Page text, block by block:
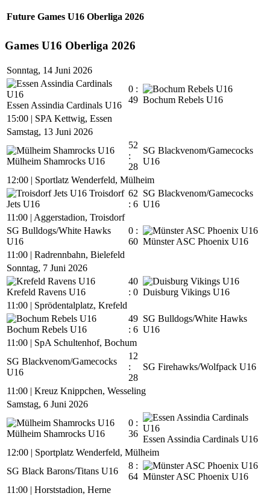
Future Games U16 Oberliga 2026
Games U16 Oberliga 2026
Sonntag, 14 Juni 2026
Essen Assindia Cardinals U16
0 :
49 Bochum Rebels U16
15:00 | SPA Kettwig, Essen
Samstag, 13 Juni 2026
Mülheim Shamrocks U16
52
:
28
SG Blackvenom/Gamecocks
U16
12:00 | Sportlatz Wenderfeld, Mülheim
Troisdorf
Jets U16
62
: 6
SG Blackvenom/Gamecocks
U16
11:00 | Aggerstadion, Troisdorf
SG Bulldogs/White Hawks
U16
0 :
60 Münster ASC Phoenix U16
11:00 | Radrennbahn, Bielefeld
Sonntag, 7 Juni 2026
Krefeld Ravens U16
40
: 0 Duisburg Vikings U16
11:00 | Sprödentalplatz, Krefeld
Bochum Rebels U16
49
: 6
SG Bulldogs/White Hawks
U16
11:00 | SpA Schultenhof, Bochum
SG Blackvenom/Gamecocks
U16
12
:
28
SG Firehawks/Wolfpack U16
11:00 | Kreuz Knippchen, Wesseling
Samstag, 6 Juni 2026
Mülheim Shamrocks U16
0 :
36
Essen Assindia Cardinals U16
12:00 | Sportplatz Wenderfeld, Mülheim
SG Black Barons/Titans U16
8 :
64 Münster ASC Phoenix U16
11:00 | Horststadion, Herne